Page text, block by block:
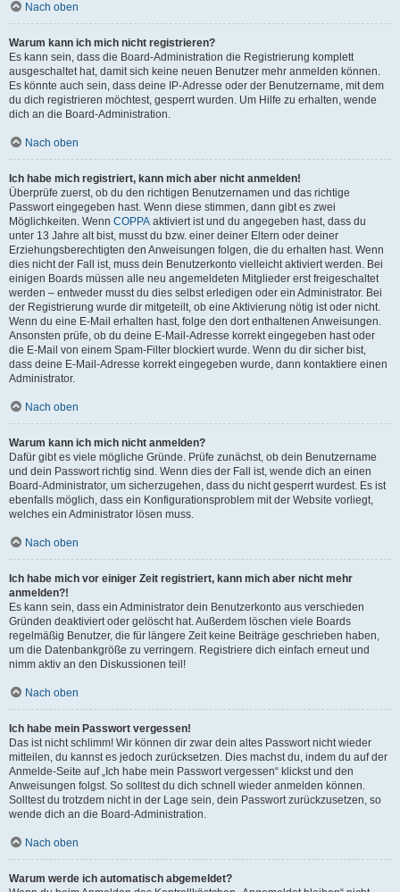
Nach oben
Warum kann ich mich nicht registrieren?
Es kann sein, dass die Board-Administration die Registrierung komplett
ausgeschaltet hat, damit sich keine neuen Benutzer mehr anmelden können.
Es könnte auch sein, dass deine IP-Adresse oder der Benutzername, mit dem
du dich registrieren möchtest, gesperrt wurden. Um Hilfe zu erhalten, wende
dich an die Board-Administration.
Nach oben
Ich habe mich registriert, kann mich aber nicht anmelden!
Überprüfe zuerst, ob du den richtigen Benutzernamen und das richtige
Passwort eingegeben hast. Wenn diese stimmen, dann gibt es zwei
Möglichkeiten. Wenn COPPA aktiviert ist und du angegeben hast, dass du
unter 13 Jahre alt bist, musst du bzw. einer deiner Eltern oder deiner
Erziehungsberechtigten den Anweisungen folgen, die du erhalten hast. Wenn
dies nicht der Fall ist, muss dein Benutzerkonto vielleicht aktiviert werden. Bei
einigen Boards müssen alle neu angemeldeten Mitglieder erst freigeschaltet
werden – entweder musst du dies selbst erledigen oder ein Administrator. Bei
der Registrierung wurde dir mitgeteilt, ob eine Aktivierung nötig ist oder nicht.
Wenn du eine E-Mail erhalten hast, folge den dort enthaltenen Anweisungen.
Ansonsten prüfe, ob du deine E-Mail-Adresse korrekt eingegeben hast oder
die E-Mail von einem Spam-Filter blockiert wurde. Wenn du dir sicher bist,
dass deine E-Mail-Adresse korrekt eingegeben wurde, dann kontaktiere einen
Administrator.
Nach oben
Warum kann ich mich nicht anmelden?
Dafür gibt es viele mögliche Gründe. Prüfe zunächst, ob dein Benutzername
und dein Passwort richtig sind. Wenn dies der Fall ist, wende dich an einen
Board-Administrator, um sicherzugehen, dass du nicht gesperrt wurdest. Es ist
ebenfalls möglich, dass ein Konfigurationsproblem mit der Website vorliegt,
welches ein Administrator lösen muss.
Nach oben
Ich habe mich vor einiger Zeit registriert, kann mich aber nicht mehr
anmelden?!
Es kann sein, dass ein Administrator dein Benutzerkonto aus verschieden
Gründen deaktiviert oder gelöscht hat. Außerdem löschen viele Boards
regelmäßig Benutzer, die für längere Zeit keine Beiträge geschrieben haben,
um die Datenbankgröße zu verringern. Registriere dich einfach erneut und
nimm aktiv an den Diskussionen teil!
Nach oben
Ich habe mein Passwort vergessen!
Das ist nicht schlimm! Wir können dir zwar dein altes Passwort nicht wieder
mitteilen, du kannst es jedoch zurücksetzen. Dies machst du, indem du auf der
Anmelde-Seite auf „Ich habe mein Passwort vergessen“ klickst und den
Anweisungen folgst. So solltest du dich schnell wieder anmelden können.
Solltest du trotzdem nicht in der Lage sein, dein Passwort zurückzusetzen, so
wende dich an die Board-Administration.
Nach oben
Warum werde ich automatisch abgemeldet?